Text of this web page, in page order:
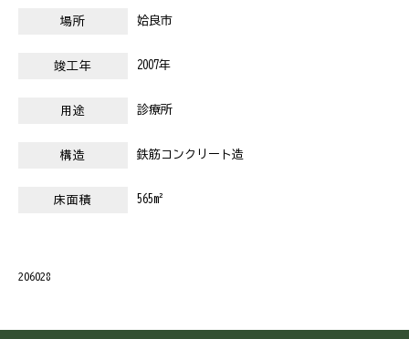
場所 姶良市
竣工年 2007年
用途 診療所
構造 鉄筋コンクリート造
床面積 565m²
206028